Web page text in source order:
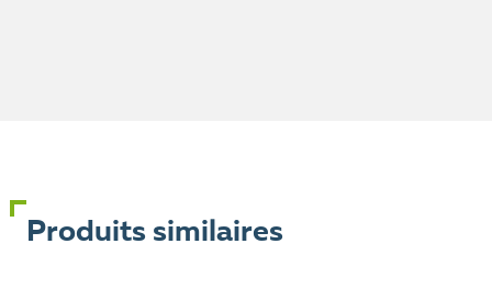
Produits similaires